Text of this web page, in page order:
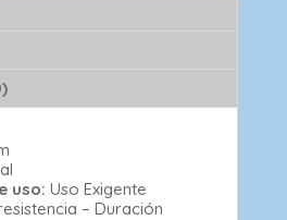
uso: Uso Exigente
– Duración